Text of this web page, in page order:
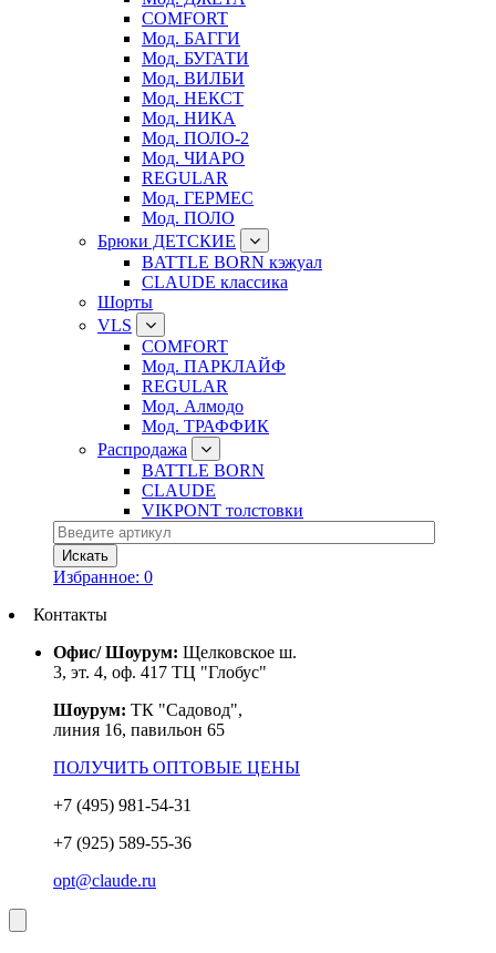
COMFORT
Мод. БАГГИ
Мод. БУГАТИ
Мод. ВИЛБИ
Мод. НЕКСТ
Мод. НИКА
Мод. ПОЛО-2
Мод. ЧИАРО
REGULAR
Мод. ГЕРМЕС
Мод. ПОЛО
Брюки ДЕТСКИЕ
BATTLE BORN кэжуал
CLAUDE классика
Шорты
VLS
COMFORT
Мод. ПАРКЛАЙФ
REGULAR
Мод. Алмодо
Мод. ТРАФФИК
Распродажа
BATTLE BORN
CLAUDE
VIKPONT толстовки
Избранное: 0
Контакты
Офис/ Шоурум: Щелковское ш.
3, эт. 4, оф. 417 ТЦ "Глобус"
Шоурум: ТК "Садовод",
линия 16, павильон 65
ПОЛУЧИТЬ ОПТОВЫЕ ЦЕНЫ
+7 (495) 981-54-31
+7 (925) 589-55-36
opt@claude.ru